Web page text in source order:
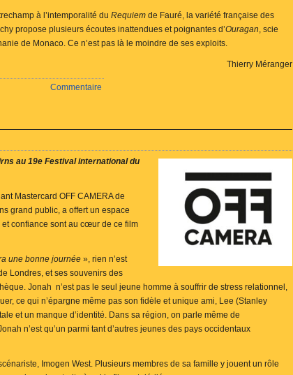
à l’intemporalité du Requiem de Fauré, la variété française des
propose plusieurs écoutes inattendues et poignantes d’Ouragan, scie
de Monaco. Ce n’est pas là le moindre de ses exploits.
Thierry Méranger
Commentaire
au 19e Festival international du
Mastercard OFF CAMERA de
grand public, a offert un espace
confiance sont au cœur de ce film
une bonne journée », rien n’est
Londres, et ses souvenirs des
Jonah n’est pas le seul jeune homme à souffrir de stress relationnel,
ce qui n’épargne même pas son fidèle et unique ami, Lee (Stanley
et un manque d’identité. Dans sa région, on parle même de
n’est qu’un parmi tant d’autres jeunes des pays occidentaux
Imogen West. Plusieurs membres de sa famille y jouent un rôle